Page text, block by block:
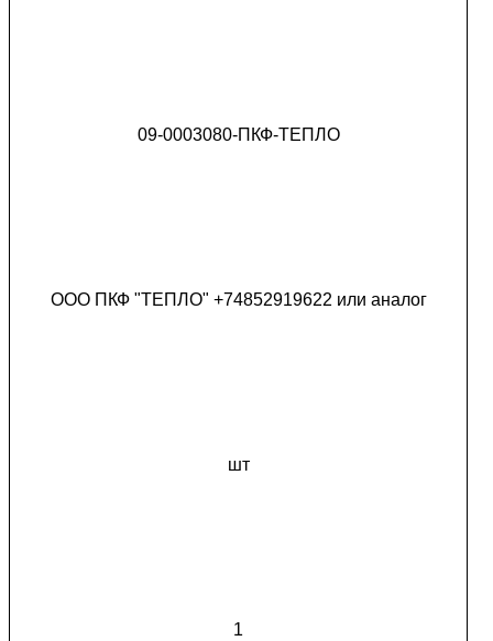
09-0003080-ПКФ-ТЕПЛО
ООО ПКФ "ТЕПЛО" +74852919622 или аналог
шт
1